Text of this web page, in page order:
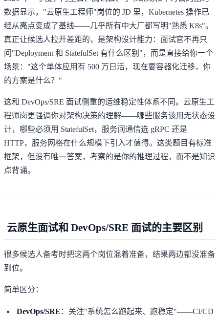
数据显示，"云原生工程师"岗位的 JD 里，Kubernetes 操作已
经从亮点变成了基线——几乎所有中大厂都写明"熟悉 K8s"。
真正让候选人拉开差距的，是架构设计能力：面试官不再只
问"Deployment 和 StatefulSet 有什么区别"，而是直接给你一个
场景："这个单体应用有 500 万日活，现在要容器化迁移，你
的方案是什么？"
这和 DevOps/SRE 面试侧重的运维稳定性体系不同。云原生工
程师岗更强调你对架构决策的理解——哪些服务该用无状态设
计，哪些必须用 StatefulSet，服务间通信选 gRPC 还是
HTTP，服务网格在什么规模下引入才值得。这类题目有标准
框架，但没有唯一答案，考察的是你的推理过程，而不是知识
点背诵。
云原生面试和 DevOps/SRE 面试的主要区别
很多候选人备考时把这两个岗位混着准备，结果两边都没准备
到位。
简单区分：
DevOps/SRE ：关注"系统怎么跑起来、跑稳定"——CI/CD